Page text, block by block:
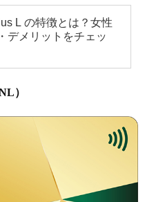
L の特徴とは？女性
デメリットをチェッ
）